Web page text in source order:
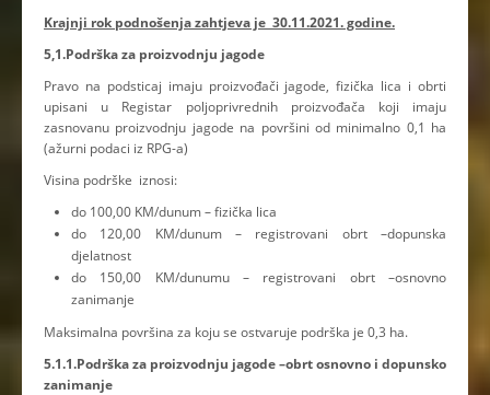
Krajnji rok podnošenja zahtjeva je 30.11.2021. godine.
5,1.Podrška za proizvodnju jagode
Pravo na podsticaj imaju proizvođači jagode, fizička lica i obrti
upisani u Registar poljoprivrednih proizvođača koji imaju
zasnovanu proizvodnju jagode na površini od minimalno 0,1 ha
(ažurni podaci iz RPG-a)
Visina podrške iznosi:
do 100,00 KM/dunum – fizička lica
do 120,00 KM/dunum – registrovani obrt –dopunska
djelatnost
do 150,00 KM/dunumu – registrovani obrt –osnovno
zanimanje
Maksimalna površina za koju se ostvaruje podrška je 0,3 ha.
5.1.1.Podrška za proizvodnju jagode –obrt osnovno i dopunsko
zanimanje